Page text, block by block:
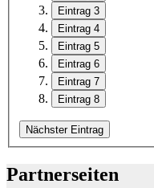
Eintrag 3
Eintrag 4
Eintrag 5
Eintrag 6
Eintrag 7
Eintrag 8
Nächster Eintrag
Partnerseiten